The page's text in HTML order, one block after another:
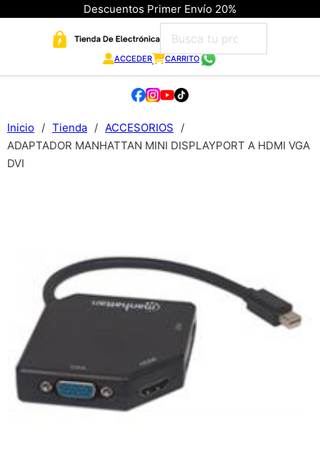
Descuentos Primer Envío 20%
ACCEDER CARRITO
Inicio / Tienda / ACCESORIOS
/
ADAPTADOR MANHATTAN MINI DISPLAYPORT A HDMI VGA
DVI